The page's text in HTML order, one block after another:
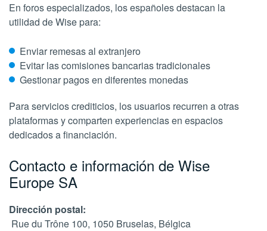
En foros especializados, los españoles destacan la
utilidad de Wise para:
Enviar remesas al extranjero
Evitar las comisiones bancarias tradicionales
Gestionar pagos en diferentes monedas
Para servicios crediticios, los usuarios recurren a otras
plataformas y comparten experiencias en espacios
dedicados a financiación.
Contacto e información de Wise
Europe SA
Dirección postal:
Rue du Trône 100, 1050 Bruselas, Bélgica